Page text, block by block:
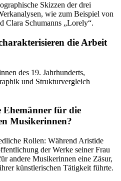
Skizzen der drei
wie zum Beispiel von
Clara Schumanns „Lorely“.
die Arbeit
des 19. Jahrhunderts,
und Strukturvergleich
Ehemänner für die
Musikerinnen?
Rollen: Während Aristide
der Werke seiner Frau
andere Musikerinnen eine Zäsur,
künstlerischen Tätigkeit führte.